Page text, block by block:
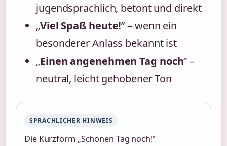
jugendsprachlich, betont und direkt
„Viel Spaß heute!” – wenn ein
besonderer Anlass bekannt ist
„Einen angenehmen Tag noch” –
neutral, leicht gehobener Ton
SPRACHLICHER HINWEIS
Die Kurzform „Schönen Tag noch!”